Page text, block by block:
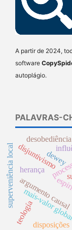
A partir de 2024,
software
autoplágio.
PALAVRAS-
argumento causal
mais-valor
superveniência localdisjuntivismo
dewey
teología
herança
disposições